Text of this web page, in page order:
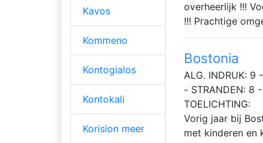
overheerlijk !!!
!!! Prachtige
Bostonia
ALG. INDRUK: 9
- STRANDEN: 8
TOELICHTING:
Vorig jaar bij
met kinderen en
Kavos
Kommeno
Kontogialos
Kontokali
Korision meer